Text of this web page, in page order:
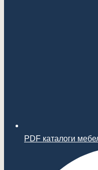
PDF каталоги